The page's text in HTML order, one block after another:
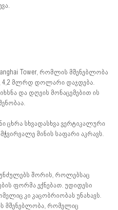
Tower, რომლის მშენებლობა
4,2 მლრდ დოლარი დაჯდება.
და დღეის მონაცემებით ის
ცხრა სხვადასხვა ვერტიკალური
მინის საფარი აკრავს.
შორის, როლებსაც
ფორმა ექნებათ. უდიდესი
კი კაცობრიობას უნახავს.
მშენებლობა, რომელიც